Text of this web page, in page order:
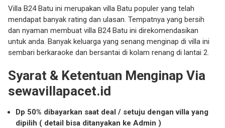
Villa B24 Batu ini merupakan villa Batu populer yang telah
mendapat banyak rating dan ulasan. Tempatnya yang bersih
dan nyaman membuat villa B24 Batu ini direkomendasikan
untuk anda. Banyak keluarga yang senang menginap di villa ini
sembari berkaraoke dan bersantai di kolam renang di lantai 2.
Syarat & Ketentuan Menginap Via
sewavillapacet.id
Dp 50% dibayarkan saat deal / setuju dengan villa yang
dipilih ( detail bisa ditanyakan ke Admin )